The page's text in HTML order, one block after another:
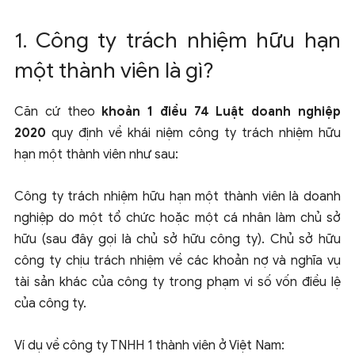
1. Công ty trách nhiệm hữu hạn
một thành viên là gì?
Căn cứ theo khoản 1 điều 74 Luật doanh nghiệp
2020 quy định về khái niệm công ty trách nhiệm hữu
hạn một thành viên như sau:
Công ty trách nhiệm hữu hạn một thành viên là doanh
nghiệp do một tổ chức hoặc một cá nhân làm chủ sở
hữu (sau đây gọi là chủ sở hữu công ty). Chủ sở hữu
công ty chịu trách nhiệm về các khoản nợ và nghĩa vụ
tài sản khác của công ty trong phạm vi số vốn điều lệ
của công ty.
Ví dụ về công ty TNHH 1 thành viên ở Việt Nam: